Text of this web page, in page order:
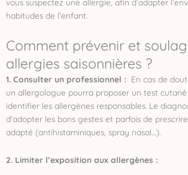
vous suspectez une allergie, afin d’adapter
habitudes de l’enfant.
Comment prévenir et
allergies saisonnières ?
1. Consulter un professionnel : En cas de
un allergologue pourra proposer un test
identifier les allergènes responsables. Le
d’adopter les bons gestes et parfois de
adapté (antihistaminiques, spray nasal…).
2. Limiter l’exposition aux allergènes :